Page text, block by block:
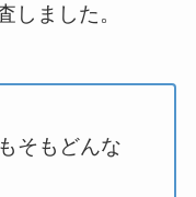
しました。
そもどんな